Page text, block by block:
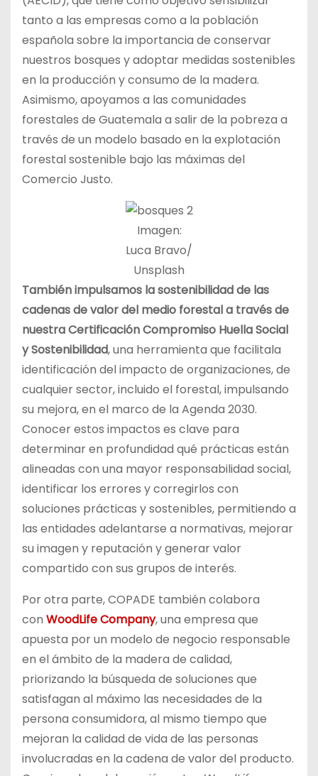
tanto a las empresas como a la población
española sobre la importancia de conservar
nuestros bosques y adoptar medidas sostenibles
en la producción y consumo de la madera.
Asimismo, apoyamos a las comunidades
forestales de Guatemala a salir de la pobreza a
través de un modelo basado en la explotación
forestal sostenible bajo las máximas del
Comercio Justo.
Imagen:
Luca Bravo/
Unsplash
También impulsamos la sostenibilidad de las
cadenas de valor del medio forestal a través de
nuestraCertificación Compromiso Huella Social
y Sostenibilidad, una herramienta que facilitala
identificación del impacto de organizaciones, de
cualquier sector, incluido el forestal, impulsando
su mejora, en el marco de la Agenda 2030.
Conocer estos impactos es clave para
determinar en profundidad qué prácticas están
alineadas con una mayor responsabilidad social,
identificar los errores y corregirlos con
soluciones prácticas y sostenibles, permitiendo a
las entidades adelantarse a normativas, mejorar
su imagen y reputación y generar valor
compartido con sus grupos de interés.
Por otra parte, COPADE también colabora
con WoodLife Company, una empresa que
apuesta por un modelo de negocio responsable
en el ámbito de la madera de calidad,
priorizando la búsqueda de soluciones que
satisfagan al máximo las necesidades de la
persona consumidora, al mismo tiempo que
mejoran la calidad de vida de las personas
involucradas en la cadena de valor del producto.